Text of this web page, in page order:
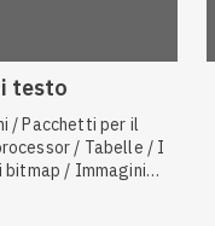
testo
/ Tabelle / I
/ Immagini